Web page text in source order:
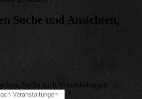
Suche und Ansichten,
Suche nach Veranstaltungen